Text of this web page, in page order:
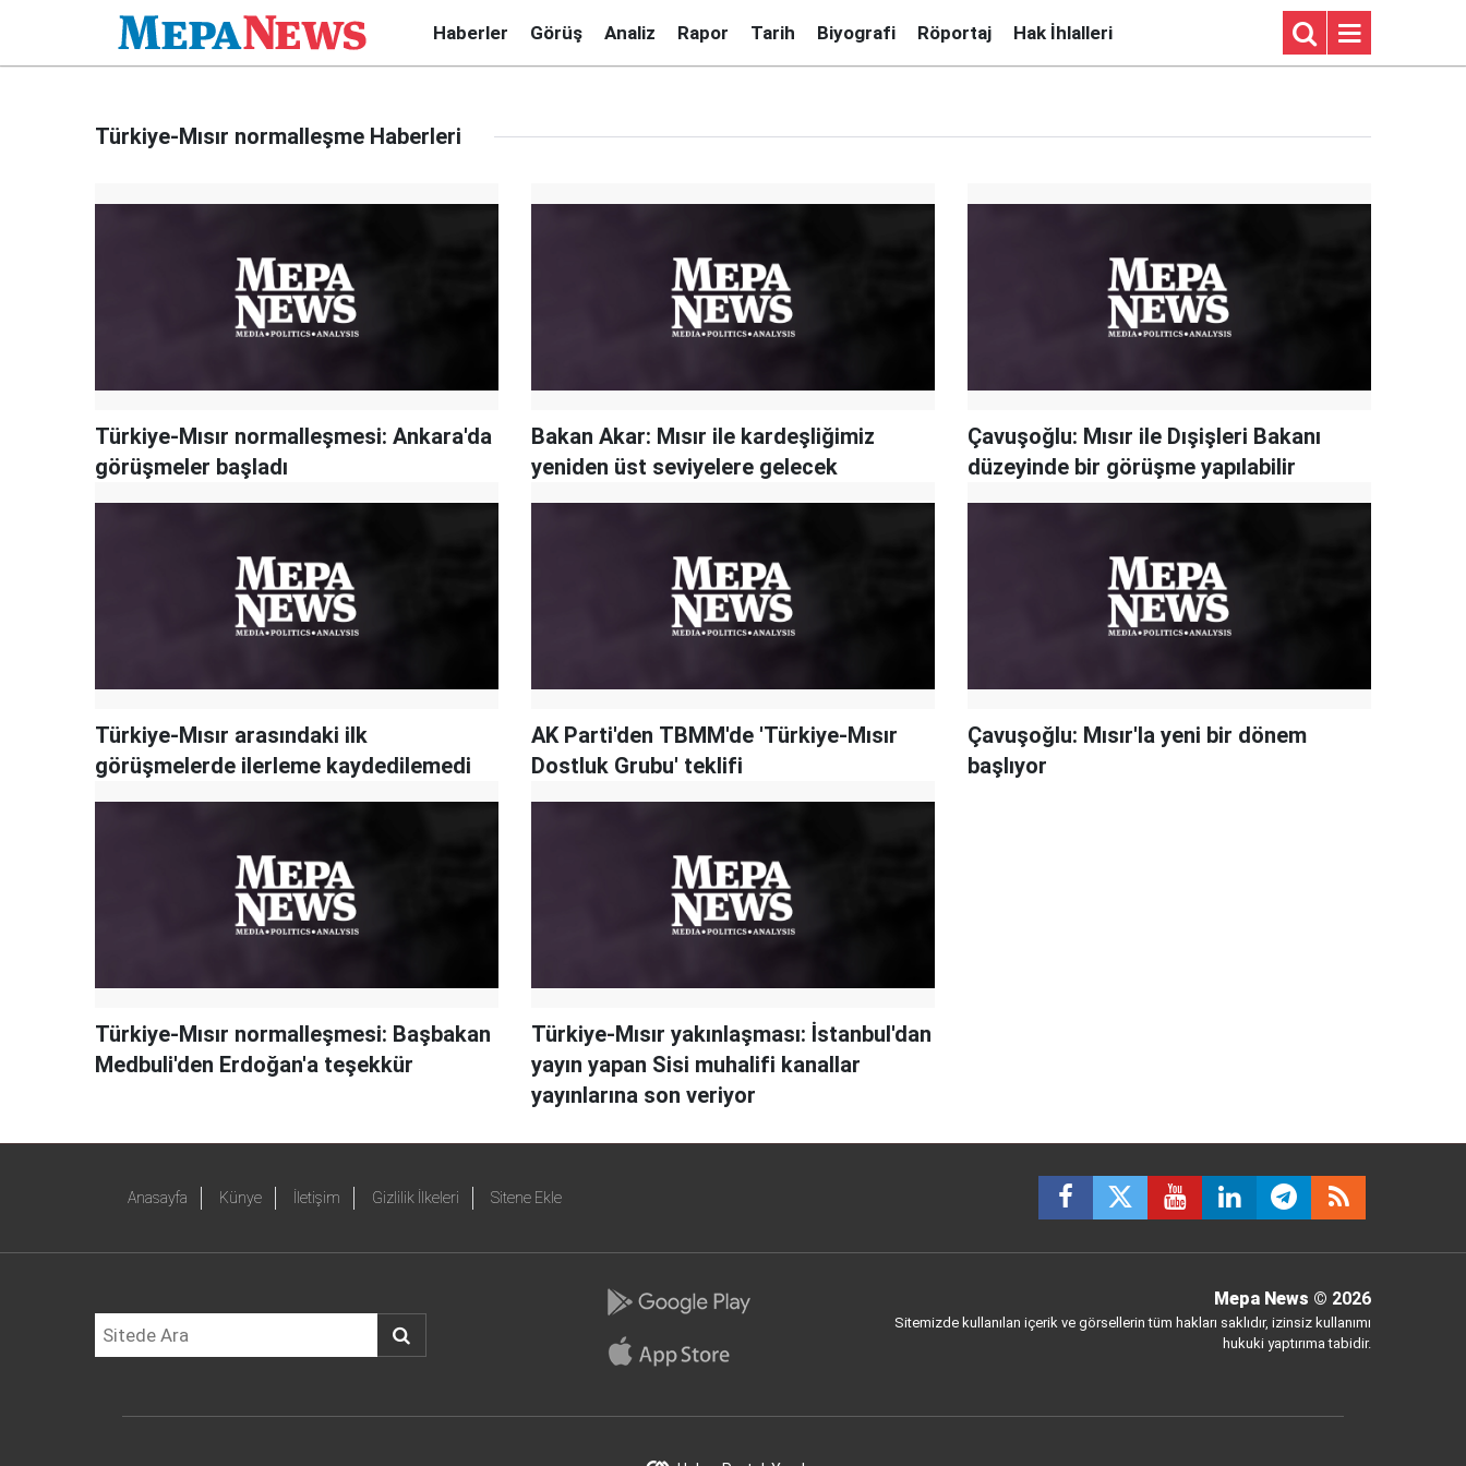
Haberler Görüş Analiz Rapor Tarih Biyografi Röportaj Hak İhlalleri
Türkiye-Mısır normalleşme Haberleri
Türkiye-Mısır normalleşmesi: Ankara'da
görüşmeler başladı
Bakan Akar: Mısır ile kardeşliğimiz
yeniden üst seviyelere gelecek
Çavuşoğlu: Mısır ile Dışişleri Bakanı
düzeyinde bir görüşme yapılabilir
Türkiye-Mısır arasındaki ilk
görüşmelerde ilerleme kaydedilemedi
AK Parti'den TBMM'de 'Türkiye-Mısır
Dostluk Grubu' teklifi
Çavuşoğlu: Mısır'la yeni bir dönem
başlıyor
Türkiye-Mısır normalleşmesi: Başbakan
Medbuli'den Erdoğan'a teşekkür
Türkiye-Mısır yakınlaşması: İstanbul'dan
yayın yapan Sisi muhalifi kanallar
yayınlarına son veriyor
Anasayfa Künye İletişim Gizlilik İlkeleri Sitene Ekle
Mepa News © 2026
Sitemizde kullanılan içerik ve görsellerin tüm hakları saklıdır, izinsiz kullanımı
hukuki yaptırıma tabidir.